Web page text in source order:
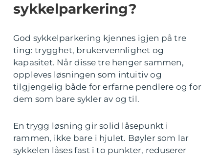
sykkelparkering?
God sykkelparkering kjennes igjen på tre
ting: trygghet, brukervennlighet og
kapasitet. Når disse tre henger sammen,
oppleves løsningen som intuitiv og
tilgjengelig både for erfarne pendlere og for
dem som bare sykler av og til.
En trygg løsning gir solid låsepunkt i
rammen, ikke bare i hjulet. Bøyler som lar
sykkelen låses fast i to punkter, reduserer